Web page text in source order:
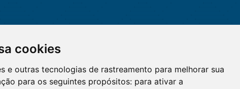
cookies
e outras tecnologias de rastreamento para melhorar sua
para os seguintes propósitos: para ativar a